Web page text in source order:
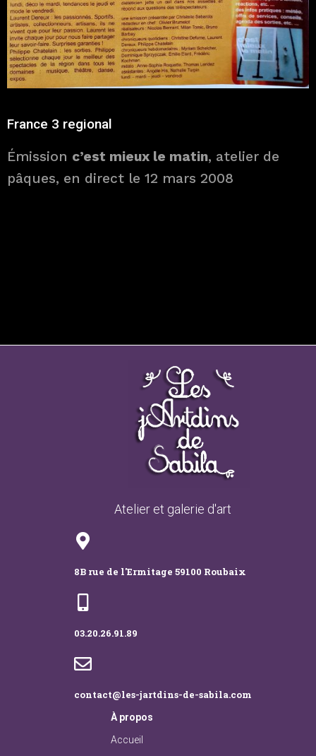
France 3 regional
Émission c’est mieux le matin, atelier de
pâques, en direct le 12 mars 2008
Atelier et galerie d'art
8B rue de l'Ermitage 59100 Roubaix
03.20.26.91.89
contact@les-jartdins-de-sabila.com
Àpropos
Accueil